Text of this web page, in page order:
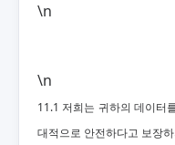
\n
\n
11.1 저희는 귀하의 데이터
대적으로 안전하다고 보장